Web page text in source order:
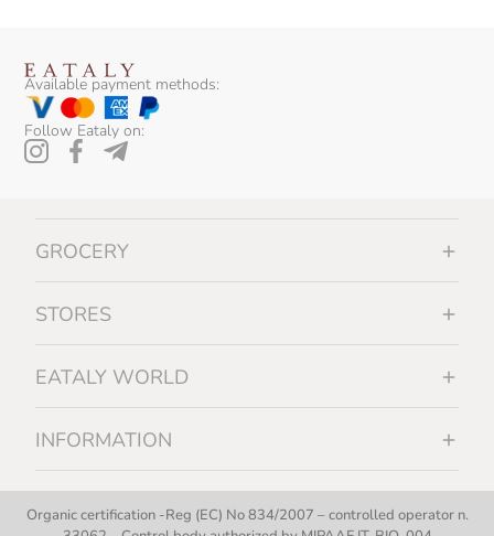
Taste Of Nature
Terre Francescane
Valverbe
Available payment methods:
Follow Eataly on:
GROCERY
STORES
EATALY WORLD
INFORMATION
Organic certification -Reg (EC) No 834/2007 – controlled operator n.